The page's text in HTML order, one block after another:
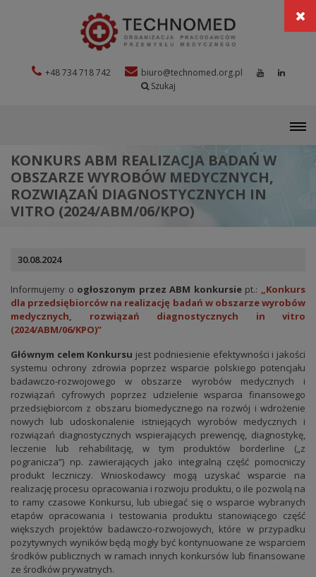
+48 734 718 742
biuro@technomed.org.pl
Szukaj
KONKURS ABM REALIZACJA BADAŃ W
OBSZARZE WYROBÓW MEDYCZNYCH,
ROZWIĄZAŃ DIAGNOSTYCZNYCH IN
VITRO (2024/ABM/06/KPO)
30.08.2024
Informujemy o ogłoszonym przez ABM konkursiept.: „Konkurs
dla przedsiębiorców na realizację badań w obszarze wyrobów
medycznych, rozwiązań diagnostycznych in vitro
(2024/ABM/06/KPO)”
Głównym celem Konkursu jest podniesienie efektywności i jakości
systemu ochrony zdrowia poprzez wsparcie polskiego potencjału
badawczo-rozwojowego w obszarze wyrobów medycznych i
rozwiązań cyfrowych poprzez udzielenie wsparcia finansowego
przedsiębiorcom z obszaru biomedycznego na rozwój i wdrożenie
nowych lub udoskonalenie istniejących wyrobów medycznych i
rozwiązań diagnostycznych wspierających prewencję, diagnostykę,
leczenie lub rehabilitację, w tym produktów borderline („z
pogranicza”) np. zawierających jako integralną część pomocniczy
produkt leczniczy. Wnioskodawcy mogą uzyskać wsparcie na
realizację procesu opracowania i rozwoju produktu, o ile pozwolą na
to ramy czasowe Konkursu, lub ubiegać się o wsparcie wybranych
etapów opracowania i testowania produktu stanowiącego część
większych projektów badawczo-rozwojowych, które w przypadku
pozytywnych wyników będą mogły być kontynuowane ze wsparciem
środków publicznych w ramach innych konkursów lub finansowane
ze środków prywatnych.